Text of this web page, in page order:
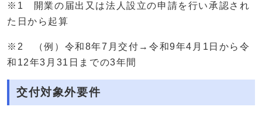
※1 開業の届出又は法人設立の申請を行い承認され
た日から起算
※2 （例）令和8年7月交付→令和9年4月1日から令
和12年3月31日までの3年間
交付対象外要件